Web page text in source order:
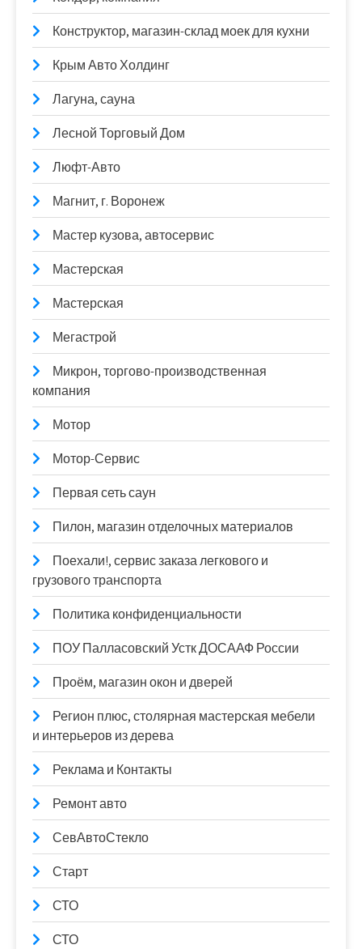
Конструктор, магазин-склад моек для кухни
Крым Авто Холдинг
Лагуна, сауна
Лесной Торговый Дом
Люфт-Авто
Магнит, г. Воронеж
Мастер кузова, автосервис
Мастерская
Мастерская
Мегастрой
Микрон, торгово-производственная
компания
Мотор
Мотор-Сервис
Первая сеть саун
Пилон, магазин отделочных материалов
Поехали!, сервис заказа легкового и
грузового транспорта
Политика конфиденциальности
ПОУ Палласовский Устк ДОСААФ России
Проём, магазин окон и дверей
Регион плюс, столярная мастерская мебели
и интерьеров из дерева
Реклама и Контакты
Ремонт авто
СевАвтоСтекло
Старт
СТО
СТО